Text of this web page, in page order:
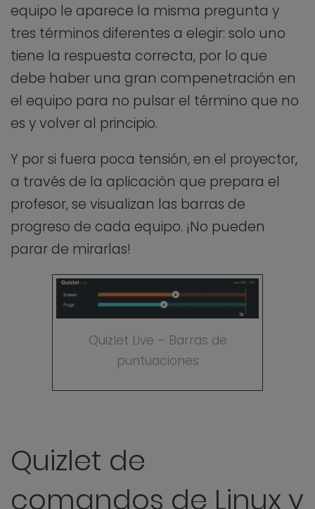
equipo le aparece la misma pregunta y
tres términos diferentes a elegir: solo uno
tiene la respuesta correcta, por lo que
debe haber una gran compenetración en
el equipo para no pulsar el término que no
es y volver al principio.
Y por si fuera poca tensión, en el proyector,
a través de la aplicación que prepara el
profesor, se visualizan las barras de
progreso de cada equipo. ¡No pueden
parar de mirarlas!
Quizlet Live – Barras de
puntuaciones
Quizlet de
comandos de Linux y